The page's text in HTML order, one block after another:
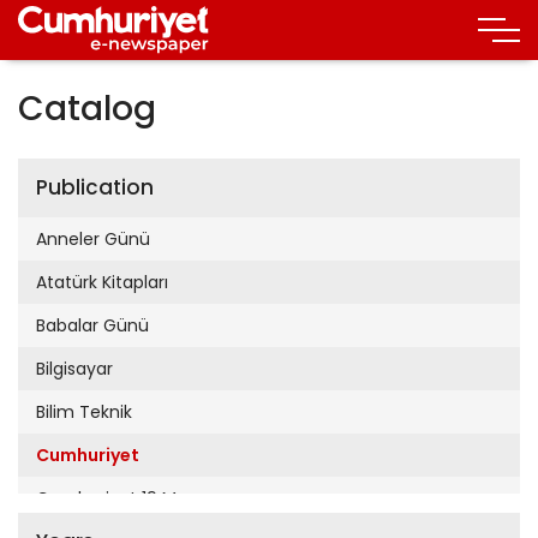
Catalog
Publication
Anneler Günü
Atatürk Kitapları
Babalar Günü
Bilgisayar
Bilim Teknik
Cumhuriyet
Cumhuriyet 19 Mayıs